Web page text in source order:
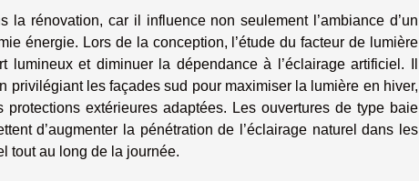
la rénovation, car il influence non seulement l’ambiance d’un
énergie. Lors de la conception, l’étude du facteur de lumière
lumineux et diminuer la dépendance à l’éclairage artificiel. Il
privilégiant les façades sud pour maximiser la lumière en hiver,
extérieures adaptées. Les ouvertures de type baie
d’augmenter la pénétration de l’éclairage naturel dans les
tout au long de la journée.